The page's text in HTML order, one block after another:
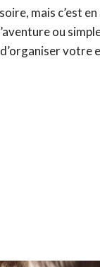
mais c’est
ou
votre